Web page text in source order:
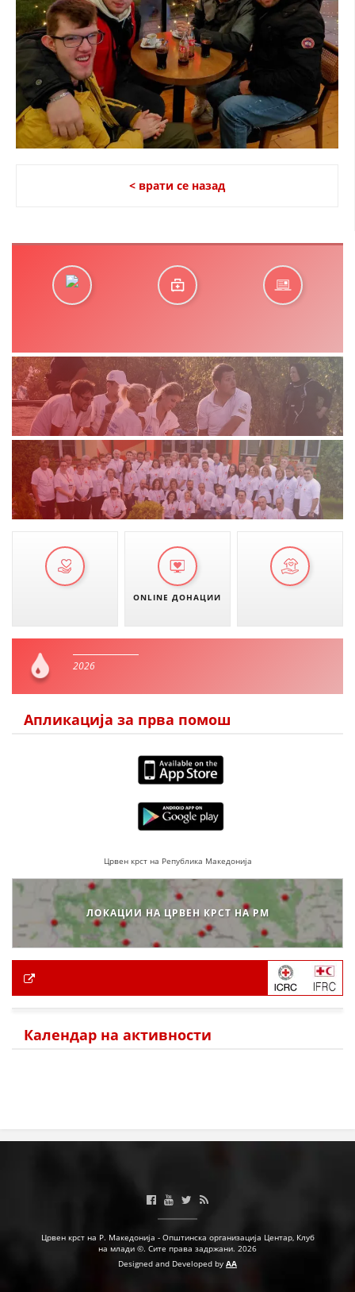
< врати се назад
ONLINE ДОНАЦИИ
2026
Апликација за прва помош
Црвен крст на Република Македонија
ЛОКАЦИИ НА ЦРВЕН КРСТ НА РМ
Календар на активности
Црвен крст на Р. Македонија - Општинска организација Центар, Клуб
на млади ©. Сите права задржани. 2026
Designed and Developed by AA